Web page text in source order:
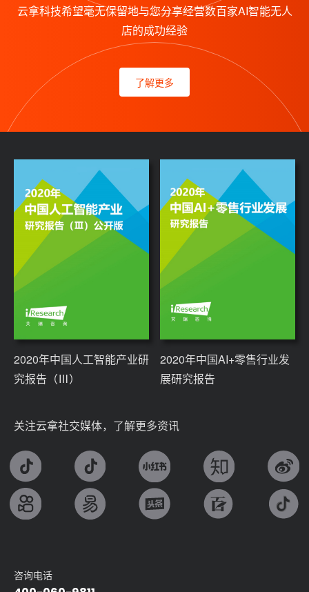
云拿科技希望毫无保留地与您分享经营数百家AI智能无人
店的成功经验
了解更多
2020年中国人工智能产业研
究报告（Ⅲ）
2020年中国AI+零售行业发
展研究报告
关注云拿社交媒体，了解更多资讯
咨询电话